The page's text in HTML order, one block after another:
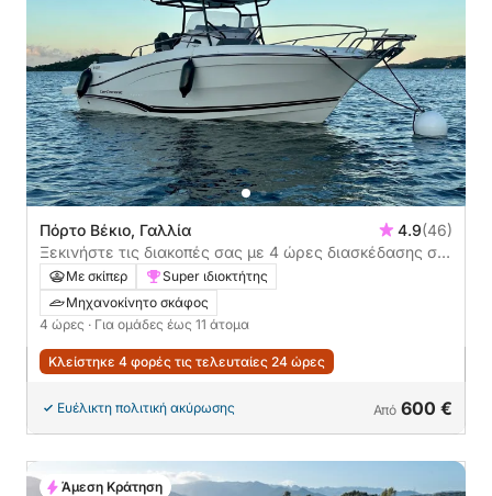
Πόρτο Βέκιο, Γαλλία 4.9(46)
Ξεκινήστε τις διακοπές σας με 4 ώρες διασκέδασης σε
ένα μηχανοκίνητο σκάφος
Με σκίπερ
Super ιδιοκτήτης
Μηχανοκίνητο σκάφος
4 ώρες · Για ομάδες έως 11 άτομα
Κλείστηκε 4 φορές τις τελευταίες 24 ώρες
Ευέλικτη πολιτική ακύρωσης Από 600 €
Άμεση Κράτηση